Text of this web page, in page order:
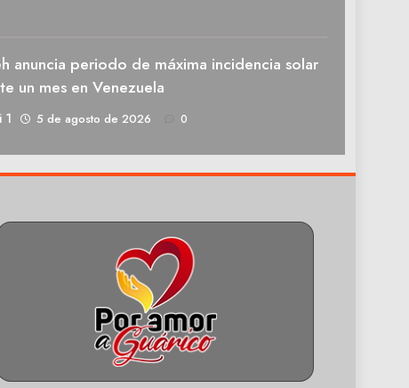
anuncia periodo de máxima incidencia solar
un mes en Venezuela
1 5 de agosto de 2026 0